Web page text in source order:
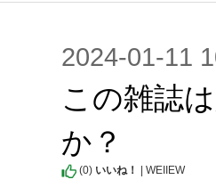
2024-01-11
この雑誌
か？
(0) いいね！ | WEIIEW